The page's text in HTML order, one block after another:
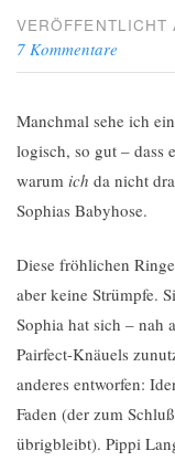
VERÖFFENTLICHT
7 Kommentare
Manchmal sehe ich
logisch, so gut – dass
warum ich da nicht
Sophias Babyhose.
Diese fröhlichen
aber keine Strümpfe.
Sophia hat sich – nah
Pairfect-Knäuels
anderes entworfen:
Faden (der zum
übrigbleibt). Pippi